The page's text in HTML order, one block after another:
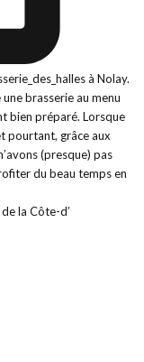
la Côte-d’